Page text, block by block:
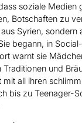
soziale Medien
Botschaften zu
Syrien, sondern
begann, in
warnt sie
Traditionen und
mit all ihren
bis zu Teenager-